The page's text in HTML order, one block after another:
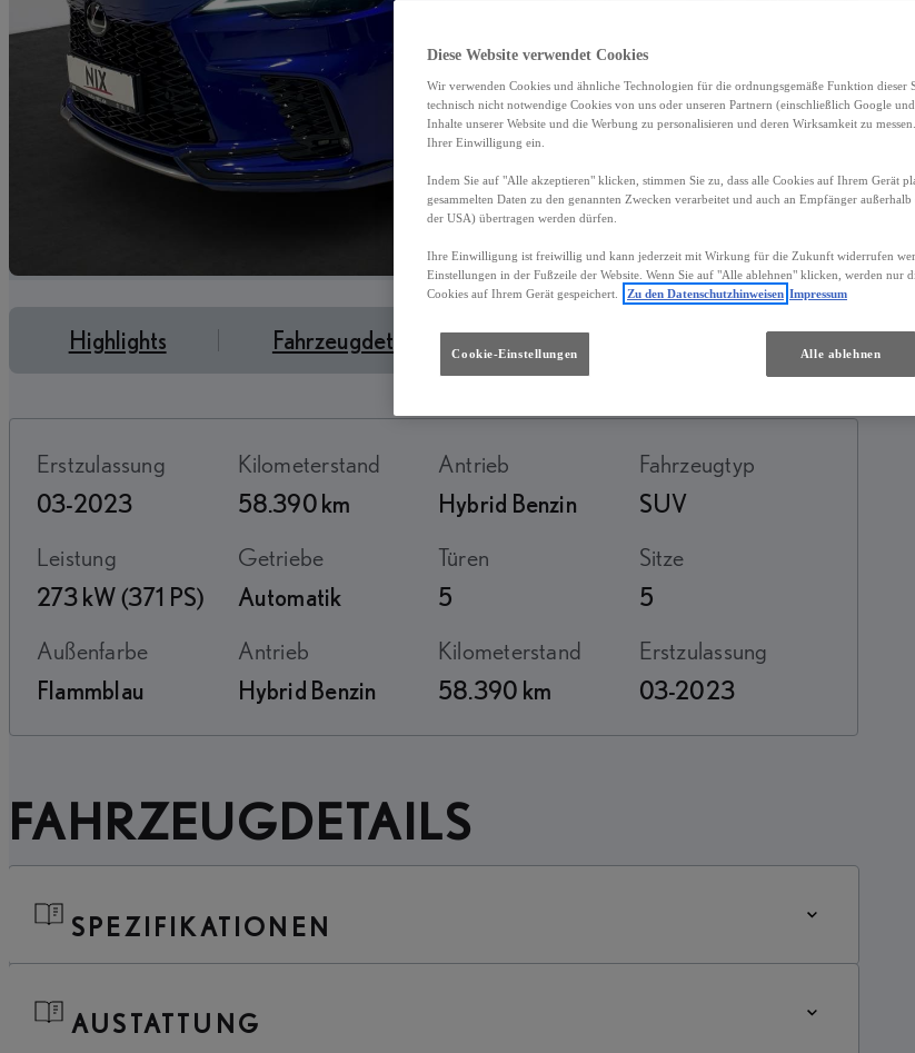
Highlights Fahrzeugdetails Services Händler
Erstzulassung
03-2023
Kilometerstand
58.390 km
Antrieb
Hybrid Benzin
Fahrzeugtyp
SUV
Leistung
273 kW (371 PS)
Getriebe
Automatik
Türen
5
Sitze
5
Außenfarbe
Flammblau
Antrieb
Hybrid Benzin
Kilometerstand
58.390 km
Erstzulassung
03-2023
FAHRZEUGDETAILS
SPEZIFIKATIONEN
AUSTATTUNG
Diese Website verwendet Cookies
Wir verwenden Cookies und ähnliche Technologien für die ordnungsgemäße Funktion dieser
technisch nicht notwendige Cookies von uns oder unseren Partnern (einschließlich Google
Inhalte unserer Website und die Werbung zu personalisieren und deren Wirksamkeit zu
Ihrer Einwilligung ein.
Indem Sie auf "Alle akzeptieren" klicken, stimmen Sie zu, dass alle Cookies auf Ihrem Gerät
gesammelten Daten zu den genannten Zwecken verarbeitet und auch an Empfänger
der USA) übertragen werden dürfen.
Ihre Einwilligung ist freiwillig und kann jederzeit mit Wirkung für die Zukunft widerrufen
Einstellungen in der Fußzeile der Website. Wenn Sie auf "Alle ablehnen" klicken, werden nur
Cookies auf Ihrem Gerät gespeichert.
Zu den Datenschutzhinweisen Impressum
Cookie-Einstellungen Alle ablehnen